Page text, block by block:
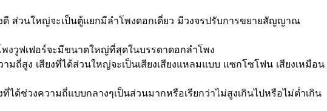
ดี ส่วนใหญ่จะเป็นตู้แยกมีลำโพงดอกเดี่ยว มีวงจรปรับการขยายสัญญาณ
งวูฟเฟอร์จะมีขนาดใหญ่ที่สุดในบรรดาดอกลำโพง
สูง เสียงที่ได้ส่วนใหญ่จะเป็นเสียงเสียงแหลมแบบ แซกโซโฟน เสียงเหมือน
ด้ช่วงความถี่แบบกลางๆเป็นส่วนมากหรือเรียกว่าไม่สูงเกินไปหรือไม่ต่ำเกิน